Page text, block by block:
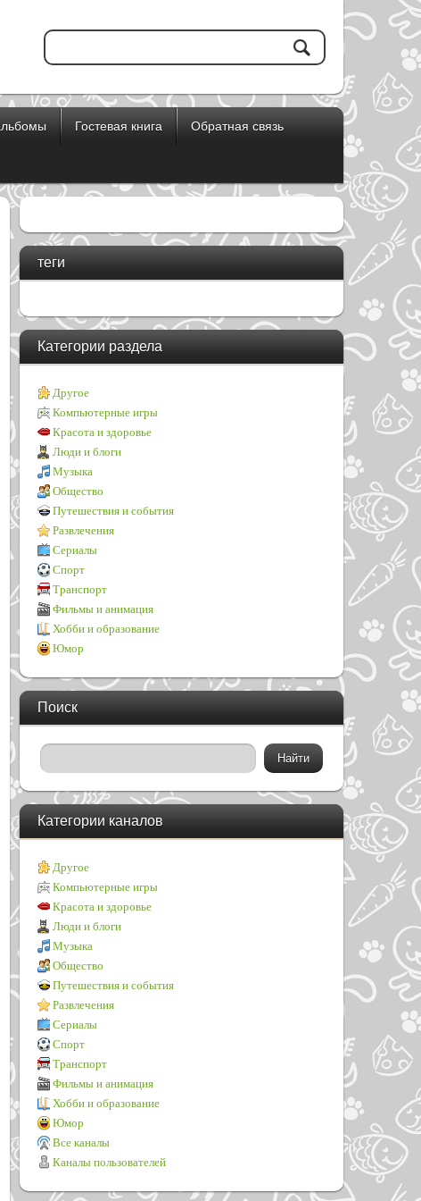
Гостевая книга Обратная связь
теги
Категории раздела
Другое
Компьютерные игры
Красота и здоровье
Люди и блоги
Музыка
Общество
Путешествия и события
Развлечения
Сериалы
Спорт
Транспорт
Фильмы и анимация
Хобби и образование
Юмор
Поиск
Категории каналов
Другое
Компьютерные игры
Красота и здоровье
Люди и блоги
Музыка
Общество
Путешествия и события
Развлечения
Сериалы
Спорт
Транспорт
Фильмы и анимация
Хобби и образование
Юмор
Все каналы
Каналы пользователей